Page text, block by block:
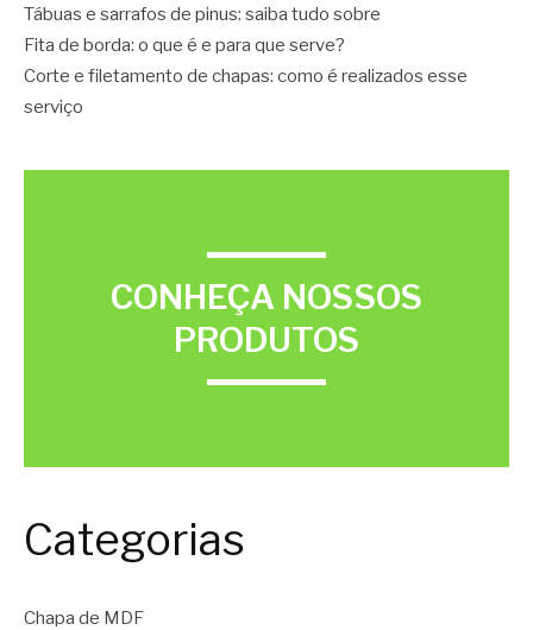
Tábuas e sarrafos de pinus: saiba tudo sobre
Fita de borda: o que é e para que serve?
Corte e filetamento de chapas: como é realizados esse
serviço
CONHEÇA NOSSOS
PRODUTOS
Categorias
Chapa de MDF